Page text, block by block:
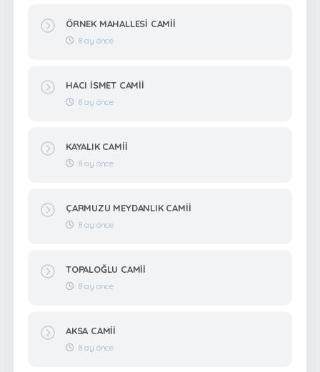
ÖRNEK MAHALLESİ CAMİİ
8 ay önce
HACI İSMET CAMİİ
8 ay önce
KAYALIK CAMİİ
8 ay önce
ÇARMUZU MEYDANLIK CAMİİ
8 ay önce
TOPALOĞLU CAMİİ
8 ay önce
AKSA CAMİİ
8 ay önce